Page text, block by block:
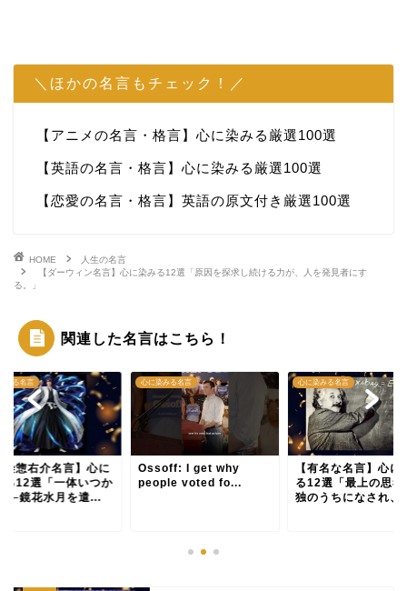
＼ほかの名言もチェック！／
【アニメの名言・格言】心に染みる厳選100選
【英語の名言・格言】心に染みる厳選100選
【恋愛の名言・格言】英語の原文付き厳選100選
HOME
人生の名言
【ダーウィン名言】心に染みる12選「原因を探求し続ける力が、人を発見者にす
る。」
関連した名言はこちら！
みる名言
染惣右介名言】心に
る12選「一体いつか
鏡花水月を遣...
心に染みる名言
Ossoff: I get why
people voted fo...
心に染みる名言
【有名な名言】心に
る12選「最上の思考
独のうちになされ、